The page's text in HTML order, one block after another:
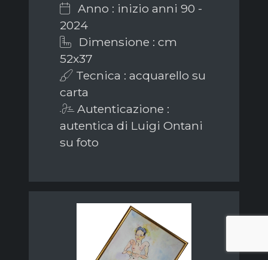
Anno : inizio anni 90 -
2024
Dimensione : cm
52x37
Tecnica : acquarello su
carta
Autenticazione :
autentica di Luigi Ontani
su foto